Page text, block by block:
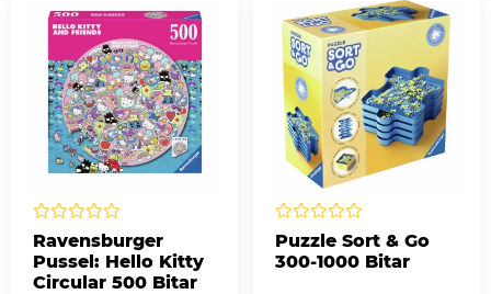
Ravensburger
Pussel: Hello Kitty
Circular 500 Bitar
Puzzle Sort & Go
300-1000 Bitar